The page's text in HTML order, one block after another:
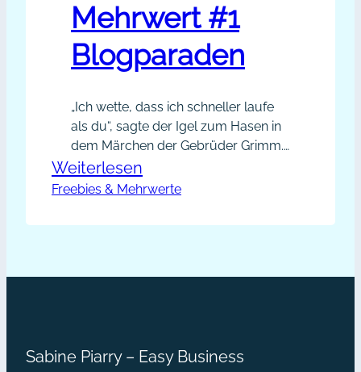
Mehrwert #1
Blogparaden
„Ich wette, dass ich schneller laufe
als du“, sagte der Igel zum Hasen in
dem Märchen der Gebrüder Grimm.
Damit begann ein verhängnisvoller
Wettstreit, das dem Hasen sogar
verläuft das Ringen um Kunden
entspannt und clever wie der Igel
Weiterlesen
Hase
Blogparaden
Freebies & Mehrwerte
Sabine Piarry – Easy Business